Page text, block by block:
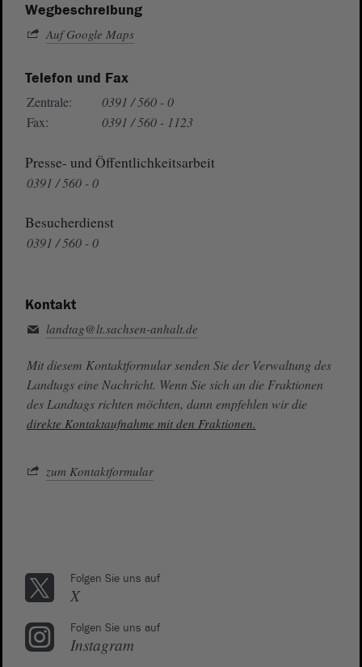
Wegbeschreibung
Auf Google Maps
Telefon und Fax
Zentrale:
0391 / 560 - 0
Fax:
0391 / 560 - 1123
Presse- und Öffentlichkeitsarbeit
0391 / 560 - 0
Besucherdienst
0391 / 560 - 0
Kontakt
landtag@lt.sachsen-anhalt.de
Mit diesem Kontaktformular senden Sie der Verwaltung des
Landtags eine Nachricht. Wenn Sie sich an die Fraktionen
des Landtags richten möchten, dann empfehlen wir die
direkte Kontaktaufnahme mit den Fraktionen.
zum Kontaktformular
Folgen Sie uns auf
X
Folgen Sie uns auf
Instagram